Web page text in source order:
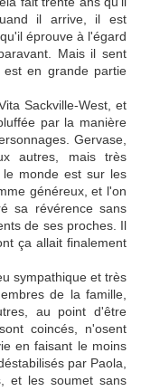
il arrive, il est
éprouve à l'égard
Mais il sent
en grande partie
Sackville-West, et
par la manière
Gervase,
autres, mais très
le monde est sur les
généreux, et l'on
sa révérence sans
de ses proches. Il
ça allait finalement
sympathique et très
de la famille,
au point d'être
coincés, n'osent
en faisant le moins
par Paola,
et les soumet sans